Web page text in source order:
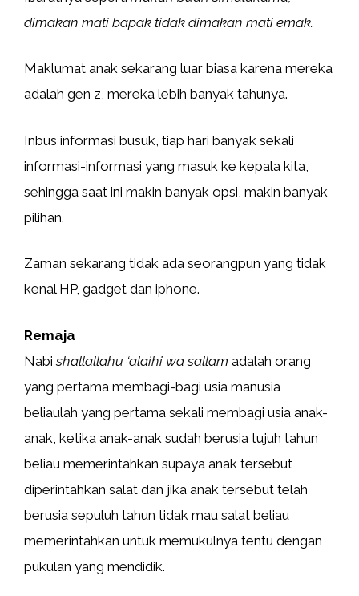
dimakan mati bapak tidak dimakan mati emak.
Maklumat anak sekarang luar biasa karena mereka
adalah gen z, mereka lebih banyak tahunya.
Inbus informasi busuk, tiap hari banyak sekali
informasi-informasi yang masuk ke kepala kita,
sehingga saat ini makin banyak opsi, makin banyak
pilihan.
Zaman sekarang tidak ada seorangpun yang tidak
kenal HP, gadget dan iphone.
Remaja
Nabishallallahu ‘alaihi wa sallam adalah orang
yang pertama membagi-bagi usia manusia
beliaulah yang pertama sekali membagi usia anak-
anak, ketika anak-anak sudah berusia tujuh tahun
beliau memerintahkan supaya anak tersebut
diperintahkan salat dan jika anak tersebut telah
berusia sepuluh tahun tidak mau salat beliau
memerintahkan untuk memukulnya tentu dengan
pukulan yang mendidik.